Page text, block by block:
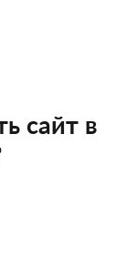
сайт в